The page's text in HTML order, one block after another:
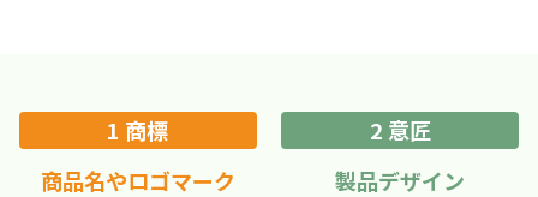
1 商標
商品名やロゴマーク
2 意匠
製品デザイン